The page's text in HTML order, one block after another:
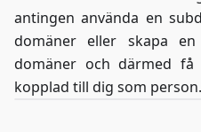
antingen använda en
domäner eller skapa
domäner och därmed
kopplad till dig som person.